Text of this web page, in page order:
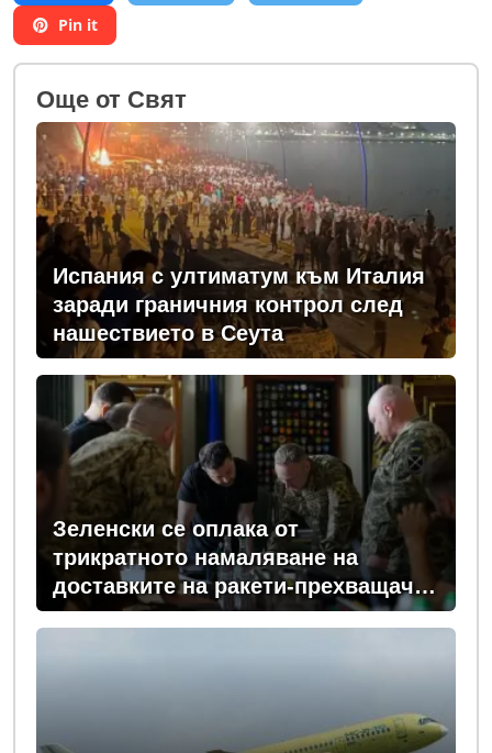
Pin it
Oще от Свят
Испания с ултиматум към Италия
заради граничния контрол след
нашествието в Сеута
Зеленски се оплака от
трикратното намаляване на
доставките на ракети-прехващачи
от Запада за Киев